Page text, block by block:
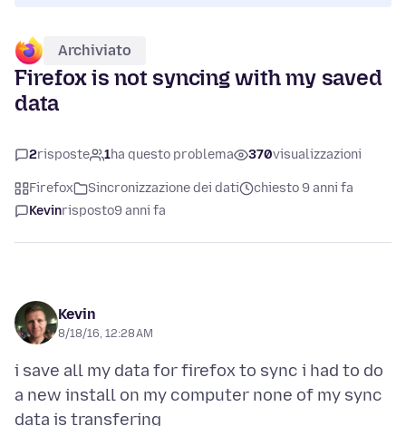
Archiviato
Firefox is not syncing with my saved
data
2risposte 1ha questo problema 370visualizzazioni
Firefox Sincronizzazione dei dati
chiesto 9 anni fa
Kevinrisposto9 anni fa
Kevin
8/18/16, 12:28 AM
i save all my data for firefox to sync i had to do
a new install on my computer none of my sync